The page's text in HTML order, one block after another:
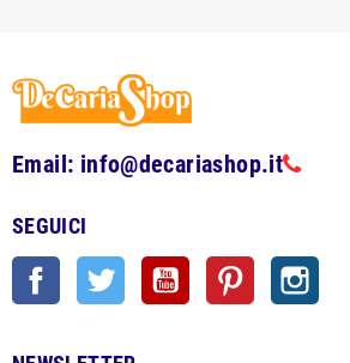
Email: info@decariashop.it
SEGUICI
Facebook Twitter YouTube Pinterest